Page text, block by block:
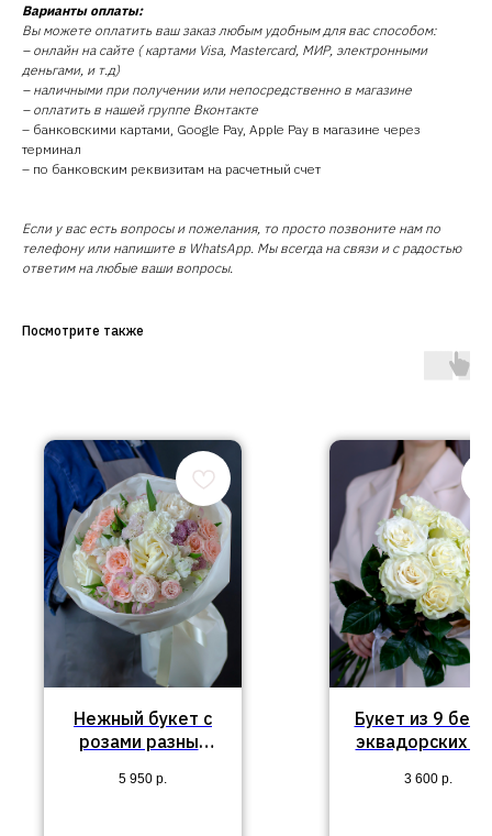
Варианты оплаты:
Вы можете оплатить ваш заказ любым удобным для вас способом:
– онлайн на сайте ( картами Visa, Mastercard, МИР, электронными
деньгами, и т.д)
– наличными при получении или непосредственно в магазине
– оплатить в нашей группе Вконтакте
– банковскими картами, Google Pay, Apple Pay в магазине через
терминал
– по банковским реквизитам на расчетный счет
Если у вас есть вопросы и пожелания, то просто позвоните нам по
телефону или напишите в WhatsApp. Мы всегда на связи и с радостью
ответим на любые ваши вопросы.
Посмотрите также
Нежный букет с
розами разных
5 950 р.
Букет из 9
эквадорских
3 600 р.